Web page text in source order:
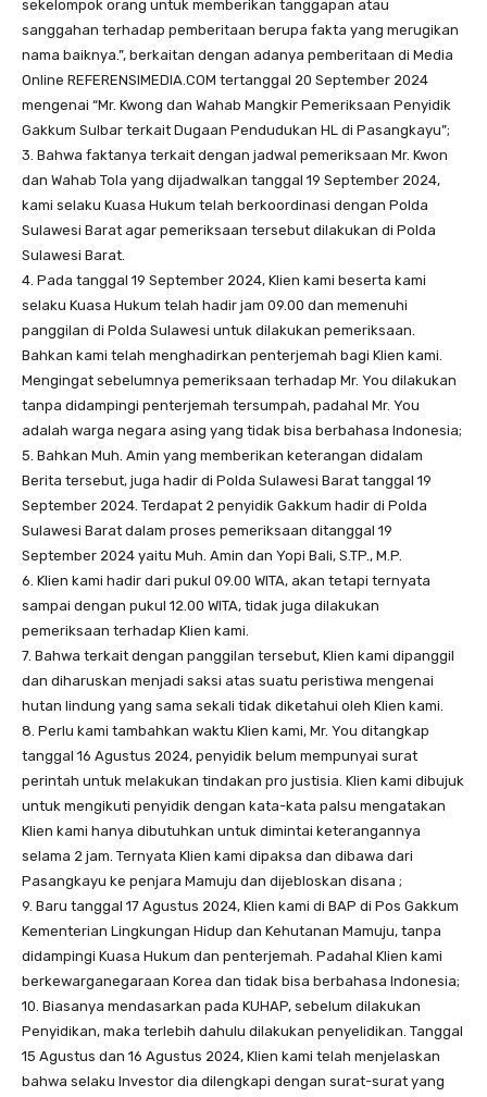
sekelompok orang untuk memberikan tanggapan atau
sanggahan terhadap pemberitaan berupa fakta yang merugikan
nama baiknya.”, berkaitan dengan adanya pemberitaan di Media
Online REFERENSIMEDIA.COM tertanggal 20 September 2024
mengenai “Mr. Kwong dan Wahab Mangkir Pemeriksaan Penyidik
Gakkum Sulbar terkait Dugaan Pendudukan HL di Pasangkayu”;
3. Bahwa faktanya terkait dengan jadwal pemeriksaan Mr. Kwon
dan Wahab Tola yang dijadwalkan tanggal 19 September 2024,
kami selaku Kuasa Hukum telah berkoordinasi dengan Polda
Sulawesi Barat agar pemeriksaan tersebut dilakukan di Polda
Sulawesi Barat.
4. Pada tanggal 19 September 2024, Klien kami beserta kami
selaku Kuasa Hukum telah hadir jam 09.00 dan memenuhi
panggilan di Polda Sulawesi untuk dilakukan pemeriksaan.
Bahkan kami telah menghadirkan penterjemah bagi Klien kami.
Mengingat sebelumnya pemeriksaan terhadap Mr. You dilakukan
tanpa didampingi penterjemah tersumpah, padahal Mr. You
adalah warga negara asing yang tidak bisa berbahasa Indonesia;
5. Bahkan Muh. Amin yang memberikan keterangan didalam
Berita tersebut, juga hadir di Polda Sulawesi Barat tanggal 19
September 2024. Terdapat 2 penyidik Gakkum hadir di Polda
Sulawesi Barat dalam proses pemeriksaan ditanggal 19
September 2024 yaitu Muh. Amin dan Yopi Bali, S.TP., M.P.
6. Klien kami hadir dari pukul 09.00 WITA, akan tetapi ternyata
sampai dengan pukul 12.00 WITA, tidak juga dilakukan
pemeriksaan terhadap Klien kami.
7. Bahwa terkait dengan panggilan tersebut, Klien kami dipanggil
dan diharuskan menjadi saksi atas suatu peristiwa mengenai
hutan lindung yang sama sekali tidak diketahui oleh Klien kami.
8. Perlu kami tambahkan waktu Klien kami, Mr. You ditangkap
tanggal 16 Agustus 2024, penyidik belum mempunyai surat
perintah untuk melakukan tindakan pro justisia. Klien kami dibujuk
untuk mengikuti penyidik dengan kata-kata palsu mengatakan
Klien kami hanya dibutuhkan untuk dimintai keterangannya
selama 2 jam. Ternyata Klien kami dipaksa dan dibawa dari
Pasangkayu ke penjara Mamuju dan dijebloskan disana ;
9. Baru tanggal 17 Agustus 2024, Klien kami di BAP di Pos Gakkum
Kementerian Lingkungan Hidup dan Kehutanan Mamuju, tanpa
didampingi Kuasa Hukum dan penterjemah. Padahal Klien kami
berkewarganegaraan Korea dan tidak bisa berbahasa Indonesia;
10. Biasanya mendasarkan pada KUHAP, sebelum dilakukan
Penyidikan, maka terlebih dahulu dilakukan penyelidikan. Tanggal
15 Agustus dan 16 Agustus 2024, Klien kami telah menjelaskan
bahwa selaku Investor dia dilengkapi dengan surat-surat yang